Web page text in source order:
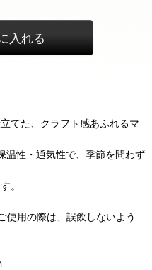
入れる
てた、クラフト感あふれるマ
温性・通気性で、季節を問わず
。
使用の際は、誤飲しないよう